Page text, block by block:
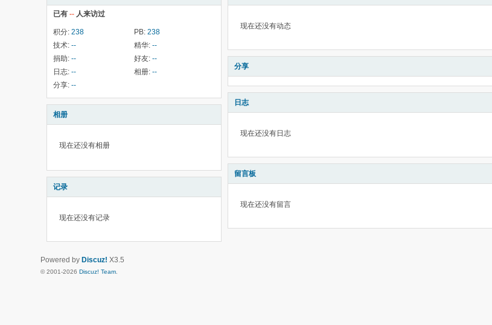
已有 -- 人来访过
积分: 238 PB: 238
技术: -- 精华: --
捐助: -- 好友: --
日志: -- 相册: --
分享: --
相册
现在还没有相册
记录
现在还没有记录
现在还没有动态
分享
日志
现在还没有日志
留言板
现在还没有留言
Powered by Discuz! X3.5
© 2001-2026 Discuz! Team